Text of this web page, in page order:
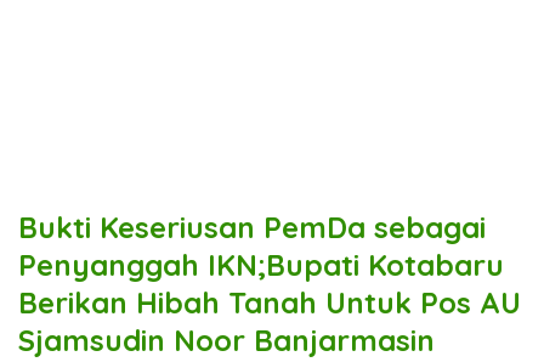
Bukti Keseriusan PemDa sebagai
Penyanggah IKN;Bupati Kotabaru
Berikan Hibah Tanah Untuk Pos AU
Sjamsudin Noor Banjarmasin